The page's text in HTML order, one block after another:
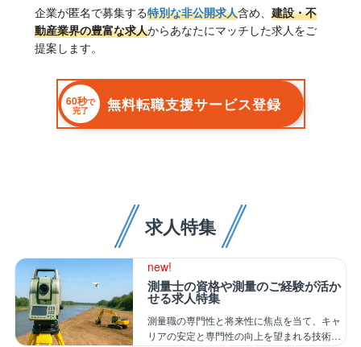
企業が匿名で募集する特別な非公開求人含め、建設・不
動産業界の豊富な求人からあなたにマッチした求人をご
提案します。
60秒で
完了 無料転職支援サービス登録
求人特集
new!
測量士の資格や測量のご経験が活か
せる求人特集
測量職の専門性と将来性に焦点を当て、キャ
リアの安定と専門性の向上を望まれる技術者